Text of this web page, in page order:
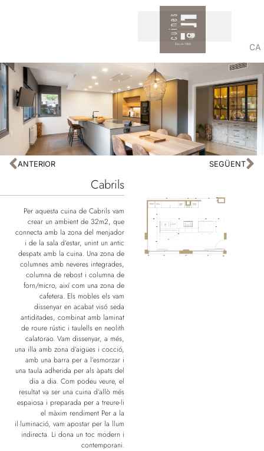
CA
ANTERIOR SEGÜENT
Cabrils
Per aquesta cuina de Cabrils vam
crear un ambient de 32m2, que
connecta amb la zona del menjador
i de la sala d’estar, unint un antic
despatx amb la cuina. Una zona de
columnes amb neveres integrades,
columna de rebost i columna de
forn/micro, així com una zona de
cafetera. Els mobles els vam
dissenyar en acabat visó seda
antiditades, combinat amb laminat
de roure rústic i taulells en neolith
calatorao. Vam dissenyar, a més,
una illa amb zona d’aigües i cocció,
amb una barra per a l’esmorzar i
una taula adherida per als àpats del
dia a dia. Com podeu veure, el
resultat va ser una cuina d’allò més
espaiosa i preparada per a treure-li
el màxim rendiment Per a la
il·luminació, vam apostar per la llum
indirecta. Li dona un toc modern i
contemporani.